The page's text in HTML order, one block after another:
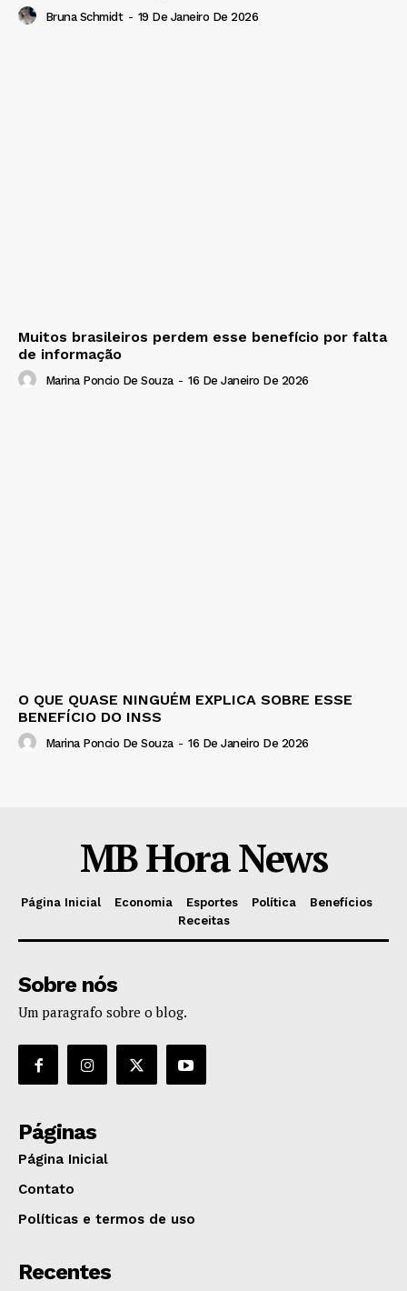
Bruna Schmidt - 19 De Janeiro De 2026
Muitos brasileiros perdem esse benefício por falta
de informação
Marina Poncio De Souza - 16 De Janeiro De 2026
O QUE QUASE NINGUÉM EXPLICA SOBRE ESSE
BENEFÍCIO DO INSS
Marina Poncio De Souza - 16 De Janeiro De 2026
MB Hora News
Página Inicial Economia Esportes Política
Benefícios
Receitas
Sobre nós
Um paragrafo sobre o blog.
Páginas
Página Inicial
Contato
Políticas e termos de uso
Recentes